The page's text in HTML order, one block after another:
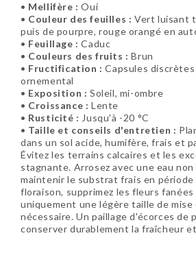
• Mellifère : Oui
• Couleur des feuilles : Vert luisant
puis de pourpre, rouge orangé en
• Feuillage : Caduc
• Couleurs des fruits : Brun
• Fructification : Capsules
ornemental
• Exposition : Soleil, mi-ombre
• Croissance : Lente
• Rusticité : Jusqu'à -20 °C
• Taille et conseils d'entretien :
dans un sol acide, humifère, frais et
Évitez les terrains calcaires et les
stagnante. Arrosez avec une eau
maintenir le substrat frais en période
floraison, supprimez les fleurs
uniquement une légère taille de mise
nécessaire. Un paillage d'écorces de
conserver durablement la fraîcheur